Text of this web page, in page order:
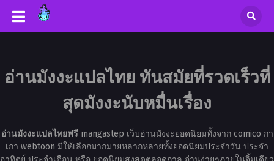
อ่านมังงะแปลไทย ทันสมัยที่รวดเร็วที่
สุดมังงะนับหมื่นเรื่อง
อ่านมังงะแปลไทยฟรีmangastep เว็บอ่านมังงะยอดนิยมทั้งจาก comico กา
เกา webtoon มีให้เลือกมากมายหลากหลายทั้งยอดนิยมประจำวัน ประจำ